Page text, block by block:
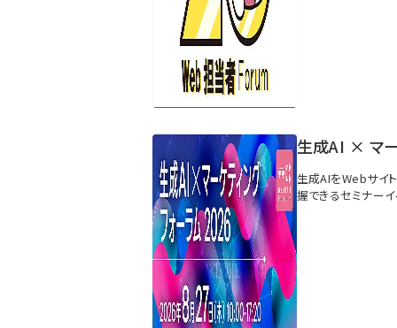
生成AI × マー
生成AIをWebサイ
握できるセミナー